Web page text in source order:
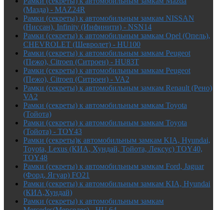
(Мазда) - MAZ24R
Рамки (секреты) к автомобильным замкам NISSAN
(Ниссан), Infinity (Инфинити) - NSN14
Рамки (секреты) к автомобильным замкам Opel (Опель),
CHEVROLET (Шевролет) - HU100
Рамки (секреты) к автомобильным замкам Peugeot
(Пежо), Citroen (Ситроен) - HU83T
Рамки (секреты) к автомобильным замкам Peugeot
(Пежо), Citroen (Ситроен) - VA2
Рамки (секреты) к автомобильным замкам Renault (Рено)
VA2
Рамки (секреты) к автомобильным замкам Toyota
(Тойота)
Рамки (секреты) к автомобильным замкам Toyota
(Тойота) - TOY43
Рамки (секреты)к автомобильным замкам KIA, Hyundai,
Toyota, Lexus (КИА, Хундай, Тойота, Лексус) TOY40,
TOY48
Рамки (секреты) к автомобильным замкам Ford, Jaguar
(Форд, Ягуар) FO21
Рамки (секреты) к автомобильным замкам KIA, Hyundai
(КИА,Хундай)
Рамки (секреты) к автомобильным замкам